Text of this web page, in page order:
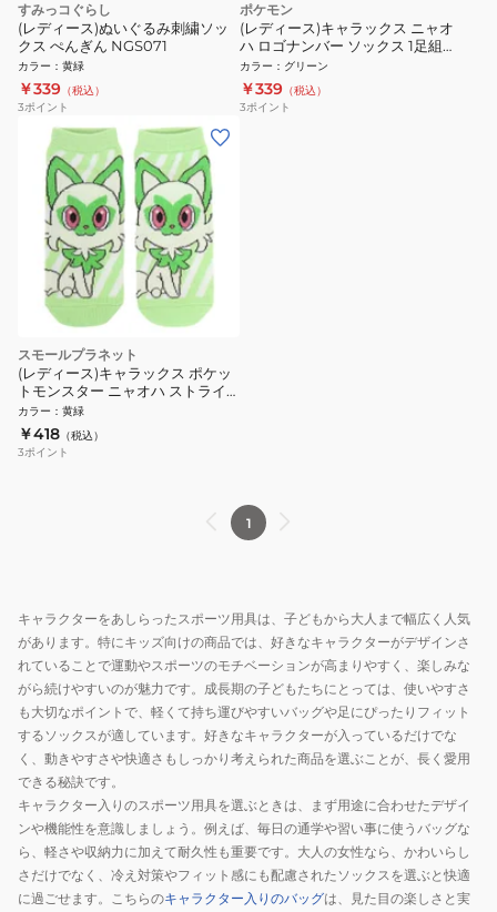
すみっコぐらし
(レディース)ぬいぐるみ刺繍ソッ
クス ぺんぎん NGS071
カラー ： 黄緑
￥339 （税込）
3ポイント
ポケモン
(レディース)キャラックス ニャオ
ハ ロゴナンバー ソックス 1足組
SMP PM1360J
カラー ： グリーン
￥339 （税込）
3ポイント
スモールプラネット
(レディース)キャラックス ポケッ
トモンスター ニャオハ ストライ
プ PM1250J
カラー ： 黄緑
￥418 （税込）
3ポイント
1
キャラクターをあしらったスポーツ用具は、子どもから大人まで幅広く人気
があります。特にキッズ向けの商品では、好きなキャラクターがデザインさ
れていることで運動やスポーツのモチベーションが高まりやすく、楽しみな
がら続けやすいのが魅力です。成長期の子どもたちにとっては、使いやすさ
も大切なポイントで、軽くて持ち運びやすいバッグや足にぴったりフィット
するソックスが適しています。好きなキャラクターが入っているだけでな
く、動きやすさや快適さもしっかり考えられた商品を選ぶことが、長く愛用
できる秘訣です。
キャラクター入りのスポーツ用具を選ぶときは、まず用途に合わせたデザイ
ンや機能性を意識しましょう。例えば、毎日の通学や習い事に使うバッグな
ら、軽さや収納力に加えて耐久性も重要です。大人の女性なら、かわいらし
さだけでなく、冷え対策やフィット感にも配慮されたソックスを選ぶと快適
に過ごせます。こちらのキャラクター入りのバッグは、見た目の楽しさと実